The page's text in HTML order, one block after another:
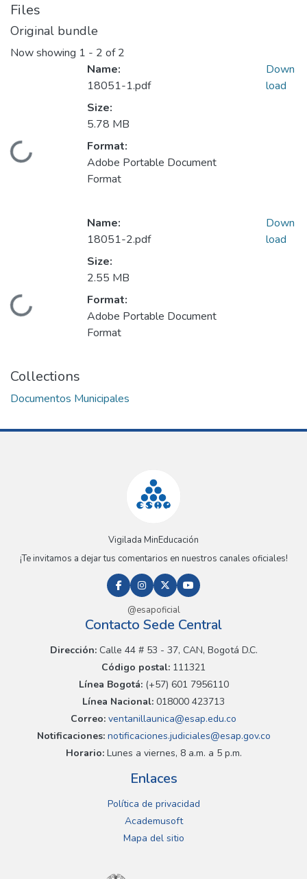
Files
Original bundle
Now showing 1 - 2 of 2
Loading...
Name:
18051-1.pdf
Size:
5.78 MB
Format:
Adobe Portable Document
Format
Down
load
Loading...
Name:
18051-2.pdf
Size:
2.55 MB
Format:
Adobe Portable Document
Format
Down
load
Collections
Documentos Municipales
Vigilada MinEducación
¡Te invitamos a dejar tus comentarios en nuestros canales oficiales!
@esapoficial
Contacto Sede Central
Dirección:Calle 44 # 53 - 37, CAN, Bogotá D.C.
Código postal: 111321
Línea Bogotá:(+57) 601 7956110
Línea Nacional: 018000 423713
Correo: ventanillaunica@esap.edu.co
Notificaciones:notificaciones.judiciales@esap.gov.co
Horario:Lunes a viernes, 8 a.m. a 5 p.m.
Enlaces
Política de privacidad
Academusoft
Mapa del sitio